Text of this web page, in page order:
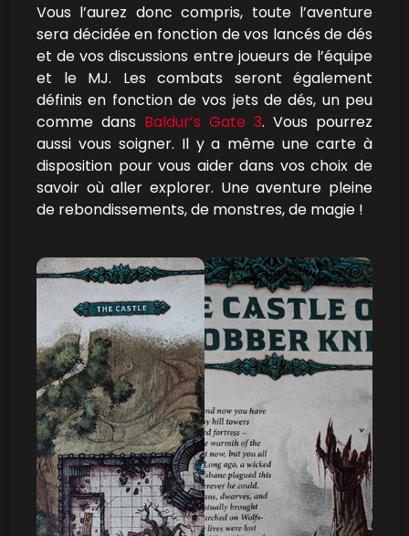
Vous l’aurez donc compris, toute l’aventure
sera décidée en fonction de vos lancés de dés
et de vos discussions entre joueurs de l’équipe
et le MJ. Les combats seront également
définis en fonction de vos jets de dés, un peu
comme dans Baldur’s Gate 3. Vous pourrez
aussi vous soigner. Il y a même une carte à
disposition pour vous aider dans vos choix de
savoir où aller explorer. Une aventure pleine
de rebondissements, de monstres, de magie !